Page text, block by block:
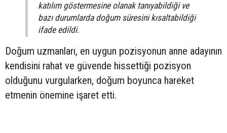
katılım göstermesine olanak tanıyabildiği ve
bazı durumlarda doğum süresini kısaltabildiği
ifade edildi.
Doğum uzmanları, en uygun pozisyonun anne adayının
kendisini rahat ve güvende hissettiği pozisyon
olduğunu vurgularken, doğum boyunca hareket
etmenin önemine işaret etti.